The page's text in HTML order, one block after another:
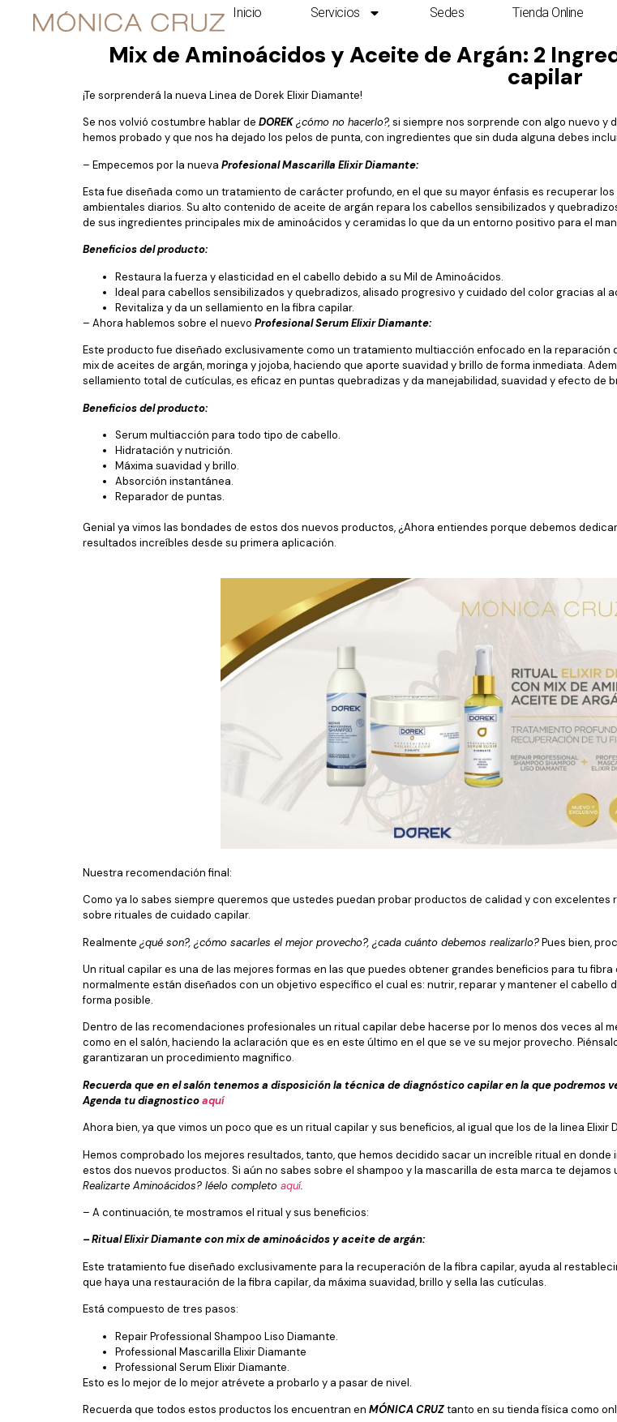
Inicio Servicios Sedes Tienda Online
Mix de Aminoácidos y Aceite de Argán: 2
capilar
¡Te sorprenderá la nueva Linea de Dorek Elixir Diamante!
Se nos volvió costumbre hablar de DOREK¿cómo no hacerlo?,si siempre nos sorprende con algo nuevo y
hemos probado y que nos ha dejado los pelos de punta, con ingredientes que sin duda alguna debes
– Empecemos por la nueva Profesional Mascarilla Elixir Diamante:
Esta fue diseñada como un tratamiento de carácter profundo, en el que su mayor énfasis es recuperar
ambientales diarios. Su alto contenido de aceite de argán repara los cabellos sensibilizados y
de sus ingredientes principales mix de aminoácidos y ceramidas lo que da un entorno positivo para el
Beneficios del producto:
Restaura la fuerza y elasticidad en el cabello debido a su Mil de Aminoácidos.
Ideal para cabellos sensibilizados y quebradizos, alisado progresivo y cuidado del color gracias al
Revitaliza y da un sellamiento en la fibra capilar.
– Ahora hablemos sobre el nuevo Profesional Serum Elixir Diamante:
Este producto fue diseñado exclusivamente como un tratamiento multiacción enfocado en la
mix de aceites de argán, moringa y jojoba, haciendo que aporte suavidad y brillo de forma inmediata.
sellamiento total de cutículas, es eficaz en puntas quebradizas y da manejabilidad, suavidad y efecto de
Beneficios del producto:
Serum multiacción para todo tipo de cabello.
Hidratación y nutrición.
Máxima suavidad y brillo.
Absorción instantánea.
Reparador de puntas.
Genial ya vimos las bondades de estos dos nuevos productos, ¿Ahora entiendes porque debemos
resultados increíbles desde su primera aplicación.
Nuestra recomendación final:
Como ya lo sabes siempre queremos que ustedes puedan probar productos de calidad y con
sobre rituales de cuidado capilar.
Realmente ¿qué son?, ¿cómo sacarles el mejor provecho?, ¿cada cuánto debemos realizarlo?Pues bien,
Un ritual capilar es una de las mejores formas en las que puedes obtener grandes beneficios para tu
normalmente están diseñados con un objetivo específico el cual es: nutrir, reparar y mantener el cabello
forma posible.
Dentro de las recomendaciones profesionales un ritual capilar debe hacerse por lo menos dos veces al
como en el salón, haciendo la aclaración que es en este último en el que se ve su mejor provecho.
garantizaran un procedimiento magnifico.
Recuerda que en el salón tenemos a disposición la técnica de diagnóstico capilar en la que podremos
Agenda tu diagnosticoaquí
Ahora bien, ya que vimos un poco que es un ritual capilar y sus beneficios, al igual que los de la linea
Hemos comprobado los mejores resultados, tanto, que hemos decidido sacar un increíble ritual en donde
estos dos nuevos productos. Si aún no sabes sobre el shampoo y la mascarilla de esta marca te
Realizarte Aminoácidos? léelo completo aquí.
– A continuación, te mostramos el ritual y sus beneficios:
– Ritual Elixir Diamante con mix de aminoácidos y aceite de argán:
Este tratamiento fue diseñado exclusivamente para la recuperación de la fibra capilar, ayuda al
que haya una restauración de la fibra capilar, da máxima suavidad, brillo y sella las cutículas.
Está compuesto de tres pasos:
Repair Professional Shampoo Liso Diamante.
Professional Mascarilla Elixir Diamante
Professional Serum Elixir Diamante.
Esto es lo mejor de lo mejor atrévete a probarlo y a pasar de nivel.
Recuerda que todos estos productos los encuentran en MÓNICA CRUZtanto en su tienda física como